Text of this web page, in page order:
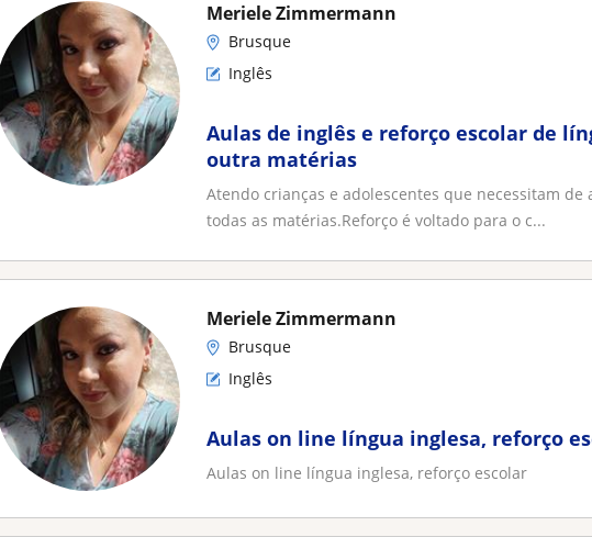
Meriele Zimmermann
Brusque
Inglês
Aulas de inglês e reforço escolar de
outra matérias
Atendo crianças e adolescentes que necessitam
todas as matérias.Reforço é voltado para o c...
Meriele Zimmermann
Brusque
Inglês
Aulas on line língua inglesa, reforço
Aulas on line língua inglesa, reforço escolar